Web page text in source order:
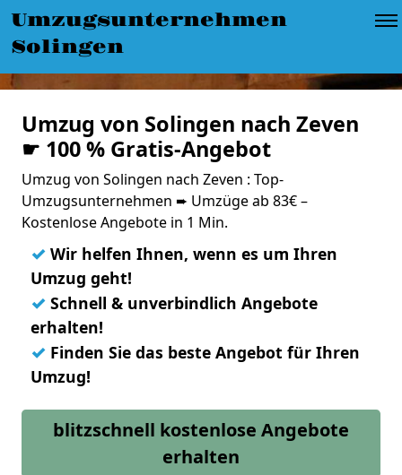
Umzugsunternehmen
Solingen
Umzug von Solingen nach Zeven
☛ 100 % Gratis-Angebot
Umzug von Solingen nach Zeven : Top-
Umzugsunternehmen ➨ Umzüge ab 83€ –
Kostenlose Angebote in 1 Min.
✓ Wir helfen Ihnen, wenn es um Ihren
Umzug geht!
✓ Schnell & unverbindlich Angebote
erhalten!
✓ Finden Sie das beste Angebot für Ihren
Umzug!
blitzschnell kostenlose Angebote
erhalten